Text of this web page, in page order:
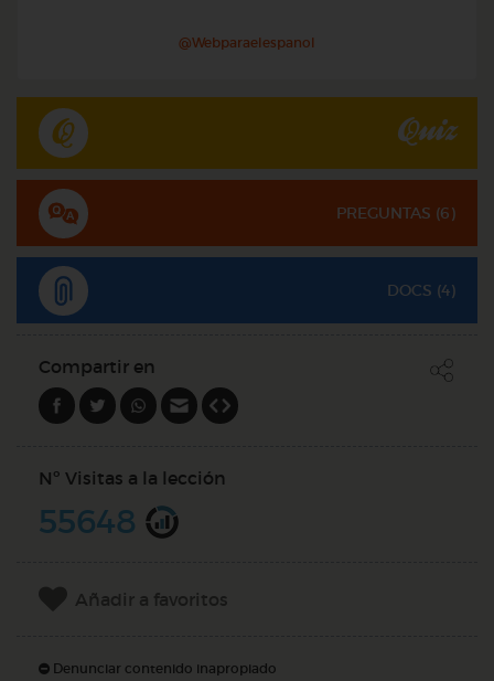
@Webparaelespanol
Quiz
PREGUNTAS (6)
DOCS (4)
Compartir en
Nº Visitas a la lección
55648
Añadir a favoritos
Denunciar contenido inapropiado